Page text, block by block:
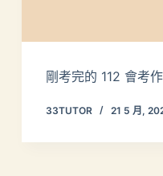
剛考完的 112 會考
33TUTOR 21 5 月,